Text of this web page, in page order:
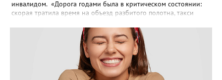
инвалидом. «Дорога годами была в критическом состоянии:
скорая тратила время на объезд разбитого полотна, такси
однажды реанимация не смогла добраться до больного.
Жители писали в администрацию города и другие инстанции,
пытались ремонтировать дорогу своими силами – всё тщетно»,
– рассказали в ОНФ. Общественники подчеркнули: именно
они добились, чтобы участок разровняли и отсыпали. Для
этого потребовалось обратиться в мэрию Златоуста.